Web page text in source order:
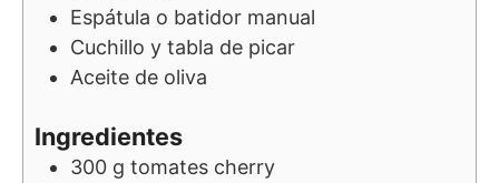
Espátula o batidor manual
Cuchillo y tabla de picar
Aceite de oliva
Ingredientes
300 g tomates cherry